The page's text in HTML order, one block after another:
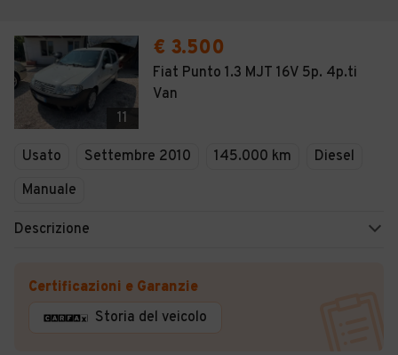
11
€ 3.500
Fiat Punto 1.3 MJT 16V 5p. 4p.ti
Van
Usato Settembre 2010 145.000 km
Diesel
Manuale
Descrizione
Certificazioni e Garanzie
Storia del veicolo